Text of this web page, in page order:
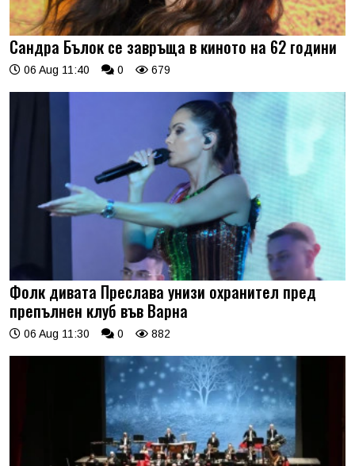
Сандра Бълок се завръща в киното на 62 години
06 Aug 11:40 0 679
Фолк дивата Преслава унизи охранител пред
препълнен клуб във Варна
06 Aug 11:30 0 882